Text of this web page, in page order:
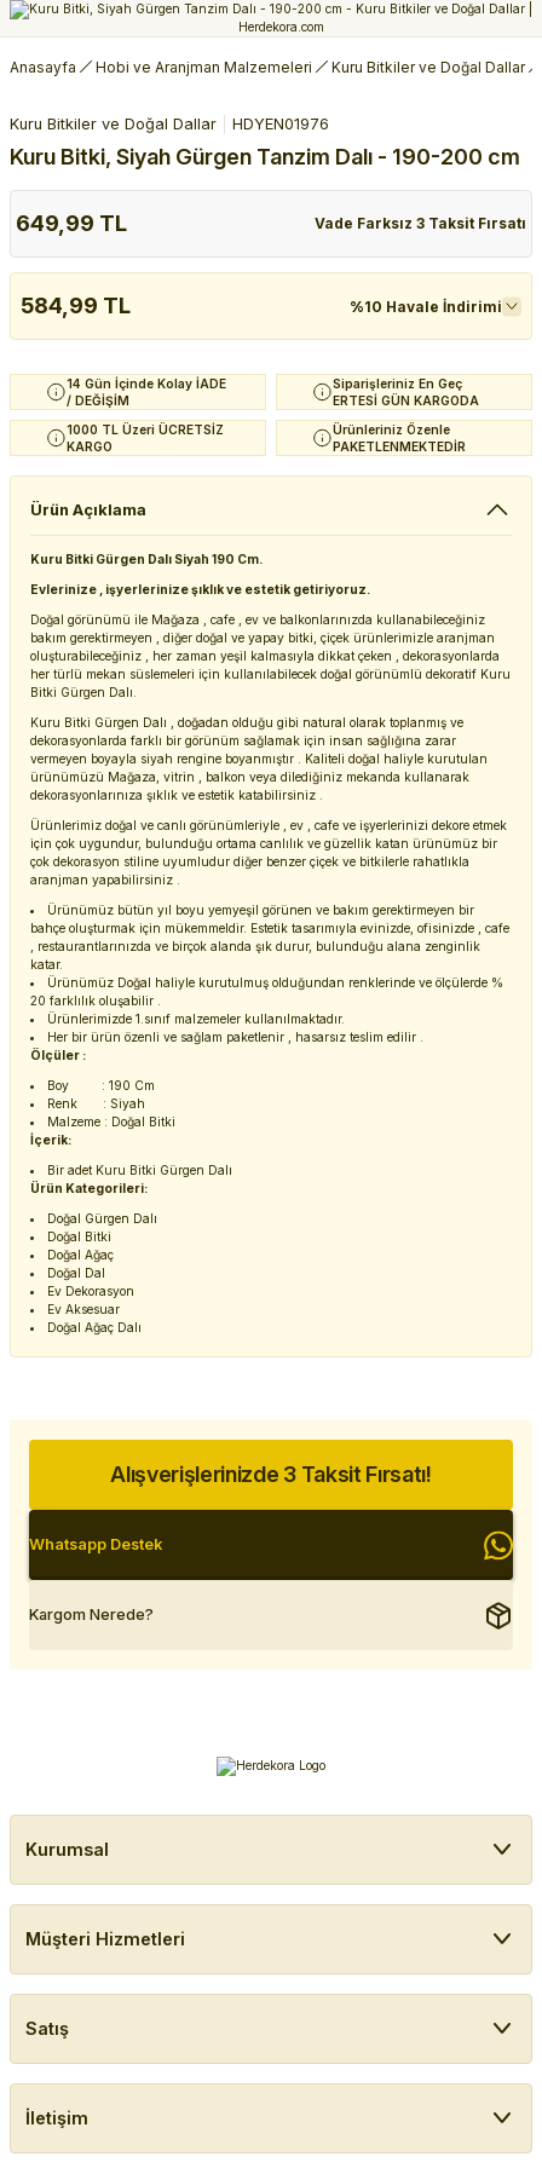
Anasayfa Hobi ve Aranjman Malzemeleri Kuru Bitkiler ve Doğal Dallar
Kuru Bitkiler ve Doğal Dallar HDYEN01976
Kuru Bitki, Siyah Gürgen Tanzim Dalı - 190-200 cm
649,99 TL Vade Farksız 3 Taksit Fırsatı
584,99 TL %10 Havale İndirimi
14 Gün İçinde Kolay İADE
/ DEĞİŞİM
Siparişleriniz En Geç
ERTESİ GÜN KARGODA
1000 TL Üzeri ÜCRETSİZ
KARGO
Ürünleriniz Özenle
PAKETLENMEKTEDİR
Ürün Açıklama
Kuru Bitki Gürgen Dalı Siyah 190 Cm.
Evlerinize , işyerlerinize şıklık ve estetik getiriyoruz.
Doğal görünümü ile Mağaza , cafe , ev ve balkonlarınızda kullanabileceğiniz
bakım gerektirmeyen , diğer doğal ve yapay bitki, çiçek ürünlerimizle aranjman
oluşturabileceğiniz , her zaman yeşil kalmasıyla dikkat çeken , dekorasyonlarda
her türlü mekan süslemeleri için kullanılabilecek doğal görünümlü dekoratif Kuru
Bitki Gürgen Dalı.
Kuru Bitki Gürgen Dalı , doğadan olduğu gibi natural olarak toplanmış ve
dekorasyonlarda farklı bir görünüm sağlamak için insan sağlığına zarar
vermeyen boyayla siyah rengine boyanmıştır . Kaliteli doğal haliyle kurutulan
ürünümüzü Mağaza, vitrin , balkon veya dilediğiniz mekanda kullanarak
dekorasyonlarınıza şıklık ve estetik katabilirsiniz .
Ürünlerimiz doğal ve canlı görünümleriyle , ev , cafe ve işyerlerinizi dekore etmek
için çok uygundur, bulunduğu ortama canlılık ve güzellik katan ürünümüz bir
çok dekorasyon stiline uyumludur diğer benzer çiçek ve bitkilerle rahatlıkla
aranjman yapabilirsiniz .
Ürünümüz bütün yıl boyu yemyeşil görünen ve bakım gerektirmeyen bir
bahçe oluşturmak için mükemmeldir. Estetik tasarımıyla evinizde, ofisinizde , cafe
, restaurantlarınızda ve birçok alanda şık durur, bulunduğu alana zenginlik
katar.
Ürünümüz Doğal haliyle kurutulmuş olduğundan renklerinde ve ölçülerde %
20 farklılık oluşabilir .
Ürünlerimizde 1.sınıf malzemeler kullanılmaktadır.
Her bir ürün özenli ve sağlam paketlenir , hasarsız teslim edilir .
Ölçüler :
Boy : 190 Cm
Renk : Siyah
Malzeme : Doğal Bitki
İçerik:
Bir adet Kuru Bitki Gürgen Dalı
Ürün Kategorileri:
Doğal Gürgen Dalı
Doğal Bitki
Doğal Ağaç
Doğal Dal
Ev Dekorasyon
Ev Aksesuar
Doğal Ağaç Dalı
Alışverişlerinizde 3 Taksit Fırsatı!
Whatsapp Destek
Kargom Nerede?
Kurumsal
Müşteri Hizmetleri
Satış
İletişim